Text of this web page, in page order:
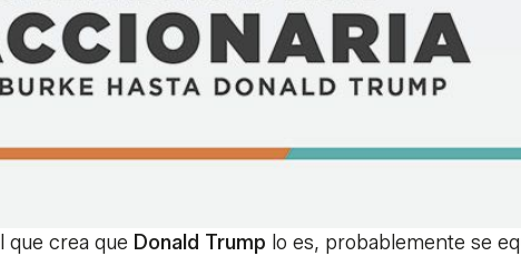
que crea que Donald Trump lo es, probablemente se